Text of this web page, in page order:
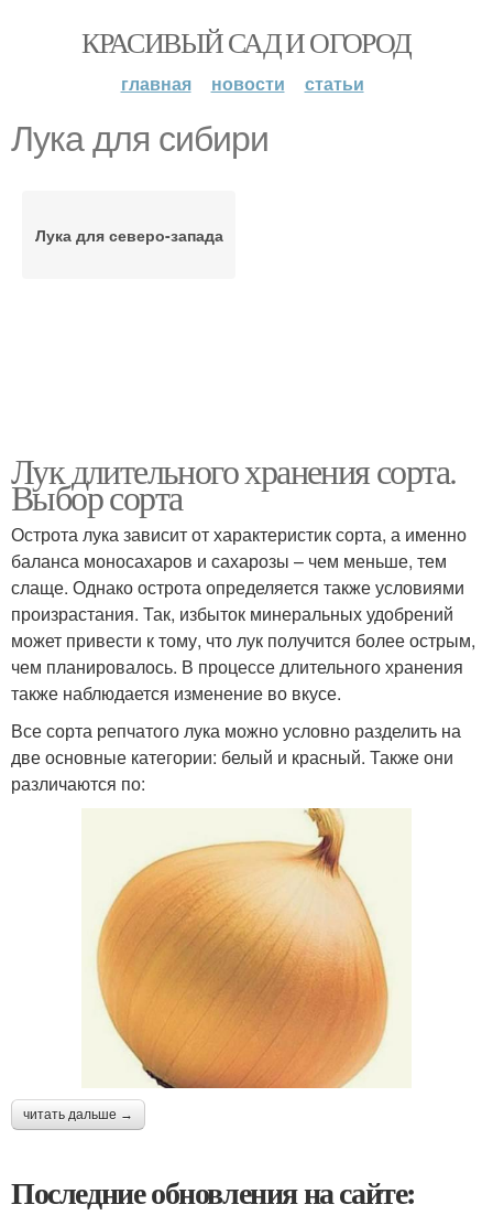
КРАСИВЫЙ САД И ОГОРОД
главная новости статьи
Лука для сибири
Лука для северо-запада
Лук длительного хранения сорта.
Выбор сорта
Острота лука зависит от характеристик сорта, а именно
баланса моносахаров и сахарозы – чем меньше, тем
слаще. Однако острота определяется также условиями
произрастания. Так, избыток минеральных удобрений
может привести к тому, что лук получится более острым,
чем планировалось. В процессе длительного хранения
также наблюдается изменение во вкусе.
Все сорта репчатого лука можно условно разделить на
две основные категории: белый и красный. Также они
различаются по:
читать дальше →
Последние обновления на сайте: